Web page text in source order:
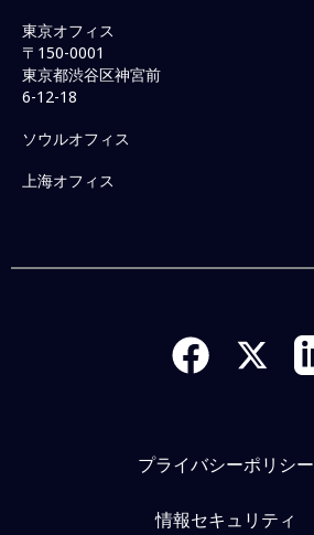
東京オフィス
〒150-0001
東京都渋谷区神宮前
6-12-18
ソウルオフィス
上海オフィス
プライバシーポリシー
情報セキュリティ